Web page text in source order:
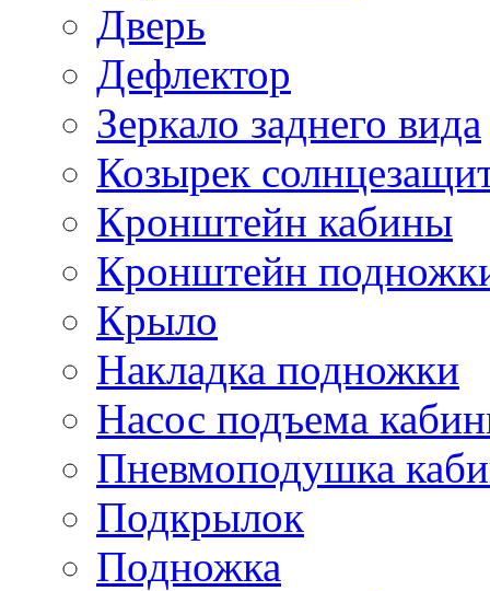
Дверь
Дефлектор
Зеркало заднего вида
Козырек
Кронштейн кабины
Кронштейн
Крыло
Накладка подножки
Насос подъема
Пневмоподушка
Подкрылок
Подножка